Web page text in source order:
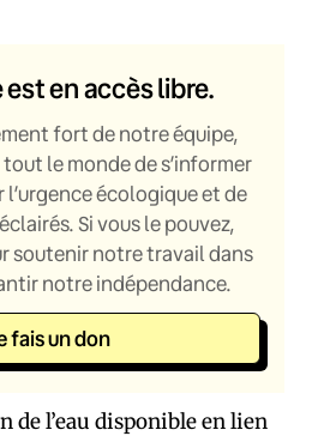
en accès libre.
fort de notre équipe,
le monde de s’informer
écologique et de
Si vous le pouvez,
soutenir notre travail dans
notre indépendance.
fais un don
de l’eau disponible en lien